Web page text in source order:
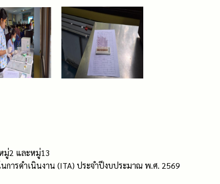
มู่2 และหมู่13
การดำเนินงาน (ITA) ประจำปีงบประมาณ พ.ศ. 2569